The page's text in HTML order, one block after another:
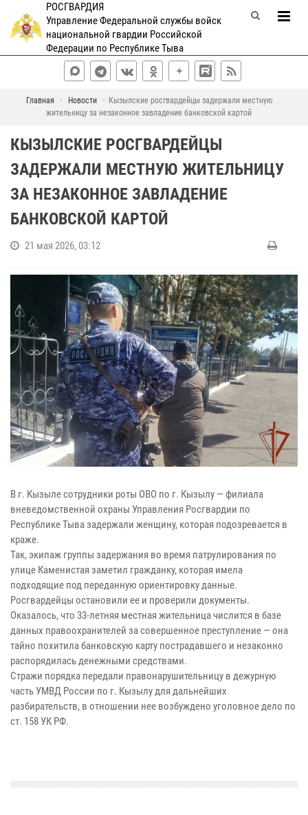
РОСГВАРДИЯ
Управление Федеральной службы войск
национальной гвардии Российской
Федерации по Республике Тыва
Главная Новости
Кызылские росгвардейцы задержали местную
жительницу за незаконное завладение банковской картой
КЫЗЫЛСКИЕ РОСГВАРДЕЙЦЫ
ЗАДЕРЖАЛИ МЕСТНУЮ ЖИТЕЛЬНИЦУ
ЗА НЕЗАКОННОЕ ЗАВЛАДЕНИЕ
БАНКОВСКОЙ КАРТОЙ
21 мая 2026, 03:12
В г. Кызыле сотрудники роты ОВО по г. Кызылу — филиала
вневедомственной охраны Управления Росгвардии по
Республике Тыва задержали женщину, которая подозревается в
краже.
Так, экипаж группы задержания во время патрулирования по
улице Каменистая заметил гражданку, которая имела
подходящие под переданную ориентировку данные.
Росгвардейцы остановили ее и проверили документы.
Оказалось, что 33-летняя местная жительница числится в базе
данных правоохранителей за совершенное преступление — она
тайно похитила банковскую карту пострадавшего и незаконно
распорядилась денежными средствами.
Стражи порядка передали правонарушительницу в дежурную
часть УМВД России по г. Кызылу для дальнейших
разбирательств, в отношении нее возбуждено уголовное дело по
ст. 158 УК РФ.